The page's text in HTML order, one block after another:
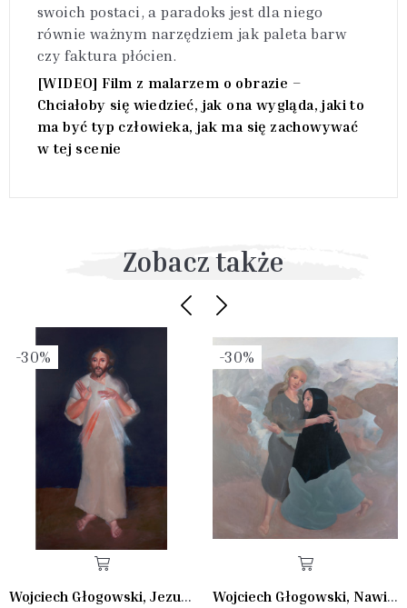
swoich postaci, a paradoks jest dla niego
równie ważnym narzędziem jak paleta barw
czy faktura płócien.
[WIDEO] Film z malarzem o obrazie –
Chciałoby się wiedzieć, jak ona wygląda, jaki to
ma być typ człowieka, jak ma się zachowywać
w tej scenie
Zobacz także
-30%
Wojciech Głogowski, Jezus Miłosierny
-30%
Wojciech Głogowski, Nawiedzenie I